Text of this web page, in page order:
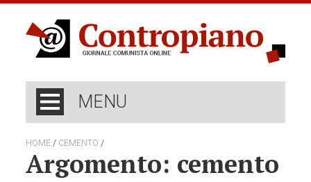
MENU
HOME / CEMENTO /
Argomento: cemento